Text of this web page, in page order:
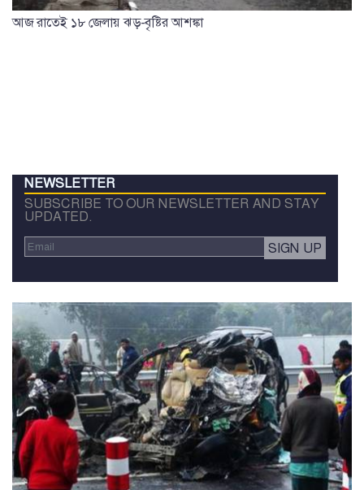
আজ রাতেই ১৮ জেলায় ঝড়-বৃষ্টির আশঙ্কা
NEWSLETTER
SUBSCRIBE TO OUR NEWSLETTER AND STAY
UPDATED.